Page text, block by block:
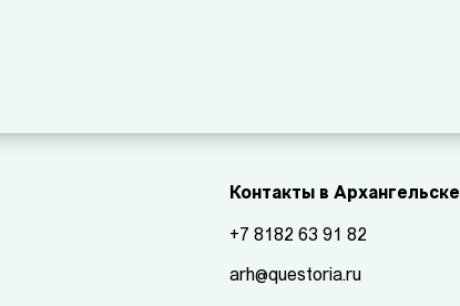
Контакты в Архангельске
+7 8182 63 91 82
arh@questoria.ru